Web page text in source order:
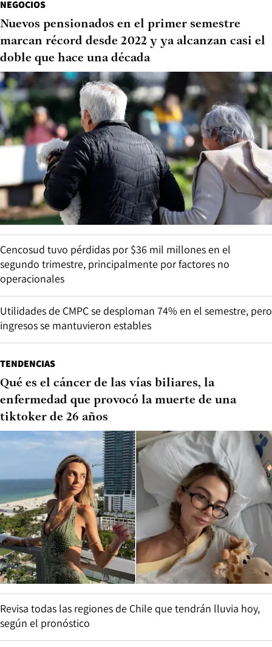
NEGOCIOS
Nuevos pensionados en el primer semestre
marcan récord desde 2022 y ya alcanzan casi el
doble que hace una década
Cencosud tuvo pérdidas por $36 mil millones en el
segundo trimestre, principalmente por factores no
operacionales
Utilidades de CMPC se desploman 74% en el semestre, pero
ingresos se mantuvieron estables
TENDENCIAS
Qué es el cáncer de las vías biliares, la
enfermedad que provocó la muerte de una
tiktoker de 26 años
Revisa todas las regiones de Chile que tendrán lluvia hoy,
según el pronóstico